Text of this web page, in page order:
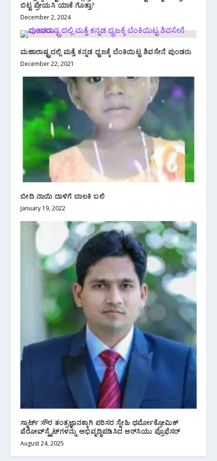
ಬಿಟ್ಟ ಪ್ರೇಯಸಿ ಯಾಕೆ ಗೊತ್ತಾ?
December 2, 2024
ಮಹಾರಾಷ್ಟ್ರದಲ್ಲಿ ಮತ್ತೆ ಕನ್ನಡ ಧ್ವಜಕ್ಕೆ ಬೆಂಕಿಯಿಟ್ಟ ಶಿವಸೇನೆ ಪುಂಡರು
December 22, 2021
ಬೀದಿ ನಾಯಿ ದಾಳಿಗೆ ಬಾಲಕಿ ಬಲಿ
January 19, 2022
ಸ್ಮಾರ್ಟ್ ಸೌರ ತಂತ್ರಜ್ಞಾನಕ್ಕಾಗಿ ಪರಿಸರ ಸ್ನೇಹಿ ಥರ್ಮೋಕ್ರೋಮಿಕ್
ಪೆರೋವ್‌ಸ್ಕೈಟ್‌ಗಳನ್ನು ಅಭಿವೃದ್ಧಿಪಡಿಸಿದ ಆರ್‌ಸಿಯು ಪ್ರೊಫೆಸರ್
August 24, 2025